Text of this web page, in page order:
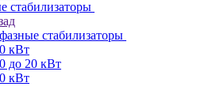
стабилизаторы
стабилизаторы
кВт
до 20 кВт
кВт